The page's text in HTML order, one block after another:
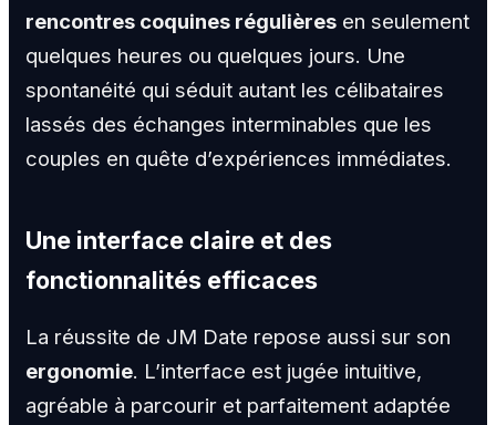
rencontres coquines régulières en seulement
quelques heures ou quelques jours. Une
spontanéité qui séduit autant les célibataires
lassés des échanges interminables que les
couples en quête d’expériences immédiates.
Une interface claire et des
fonctionnalités efficaces
La réussite de JM Date repose aussi sur son
ergonomie. L’interface est jugée intuitive,
agréable à parcourir et parfaitement adaptée